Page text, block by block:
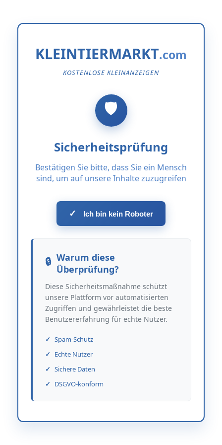
KLEINTIERMARKT
KOSTENLOSE KLEINANZEIGEN
Sicherheitsprüfung
Bestätigen Sie bitte, dass Sie ein Mensch
sind, um auf unsere Inhalte zuzugreifen
✓ Ich bin kein Roboter
Warum diese
Überprüfung?
Diese Sicherheitsmaßnahme schützt
unsere Plattform vor automatisierten
Zugriffen und gewährleistet die beste
Benutzererfahrung für echte Nutzer.
Spam-Schutz
Echte Nutzer
Sichere Daten
DSGVO-konform